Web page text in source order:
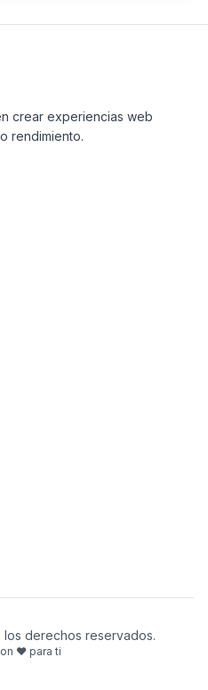
crear experiencias web
rendimiento.
derechos reservados.
❤ para ti